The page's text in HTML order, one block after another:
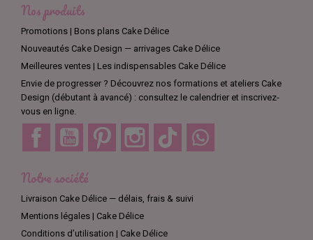
Nos produits
Promotions | Bons plans Cake Délice
Nouveautés Cake Design — arrivages Cake Délice
Meilleures ventes | Les indispensables Cake Délice
Envie de progresser ? Découvrez nos formations et ateliers Cake
Design (débutant à avancé) : consultez le calendrier et inscrivez-
vous en ligne.
Facebook YouTube Pinterest Instagram TikTok
Notre société
Livraison Cake Délice — délais, frais & suivi
Mentions légales | Cake Délice
Conditions d’utilisation | Cake Délice